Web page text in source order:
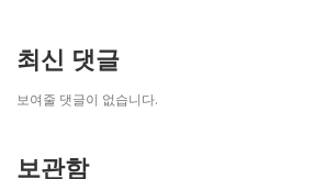
최신 댓글
보여줄 댓글이 없습니다.
보관함